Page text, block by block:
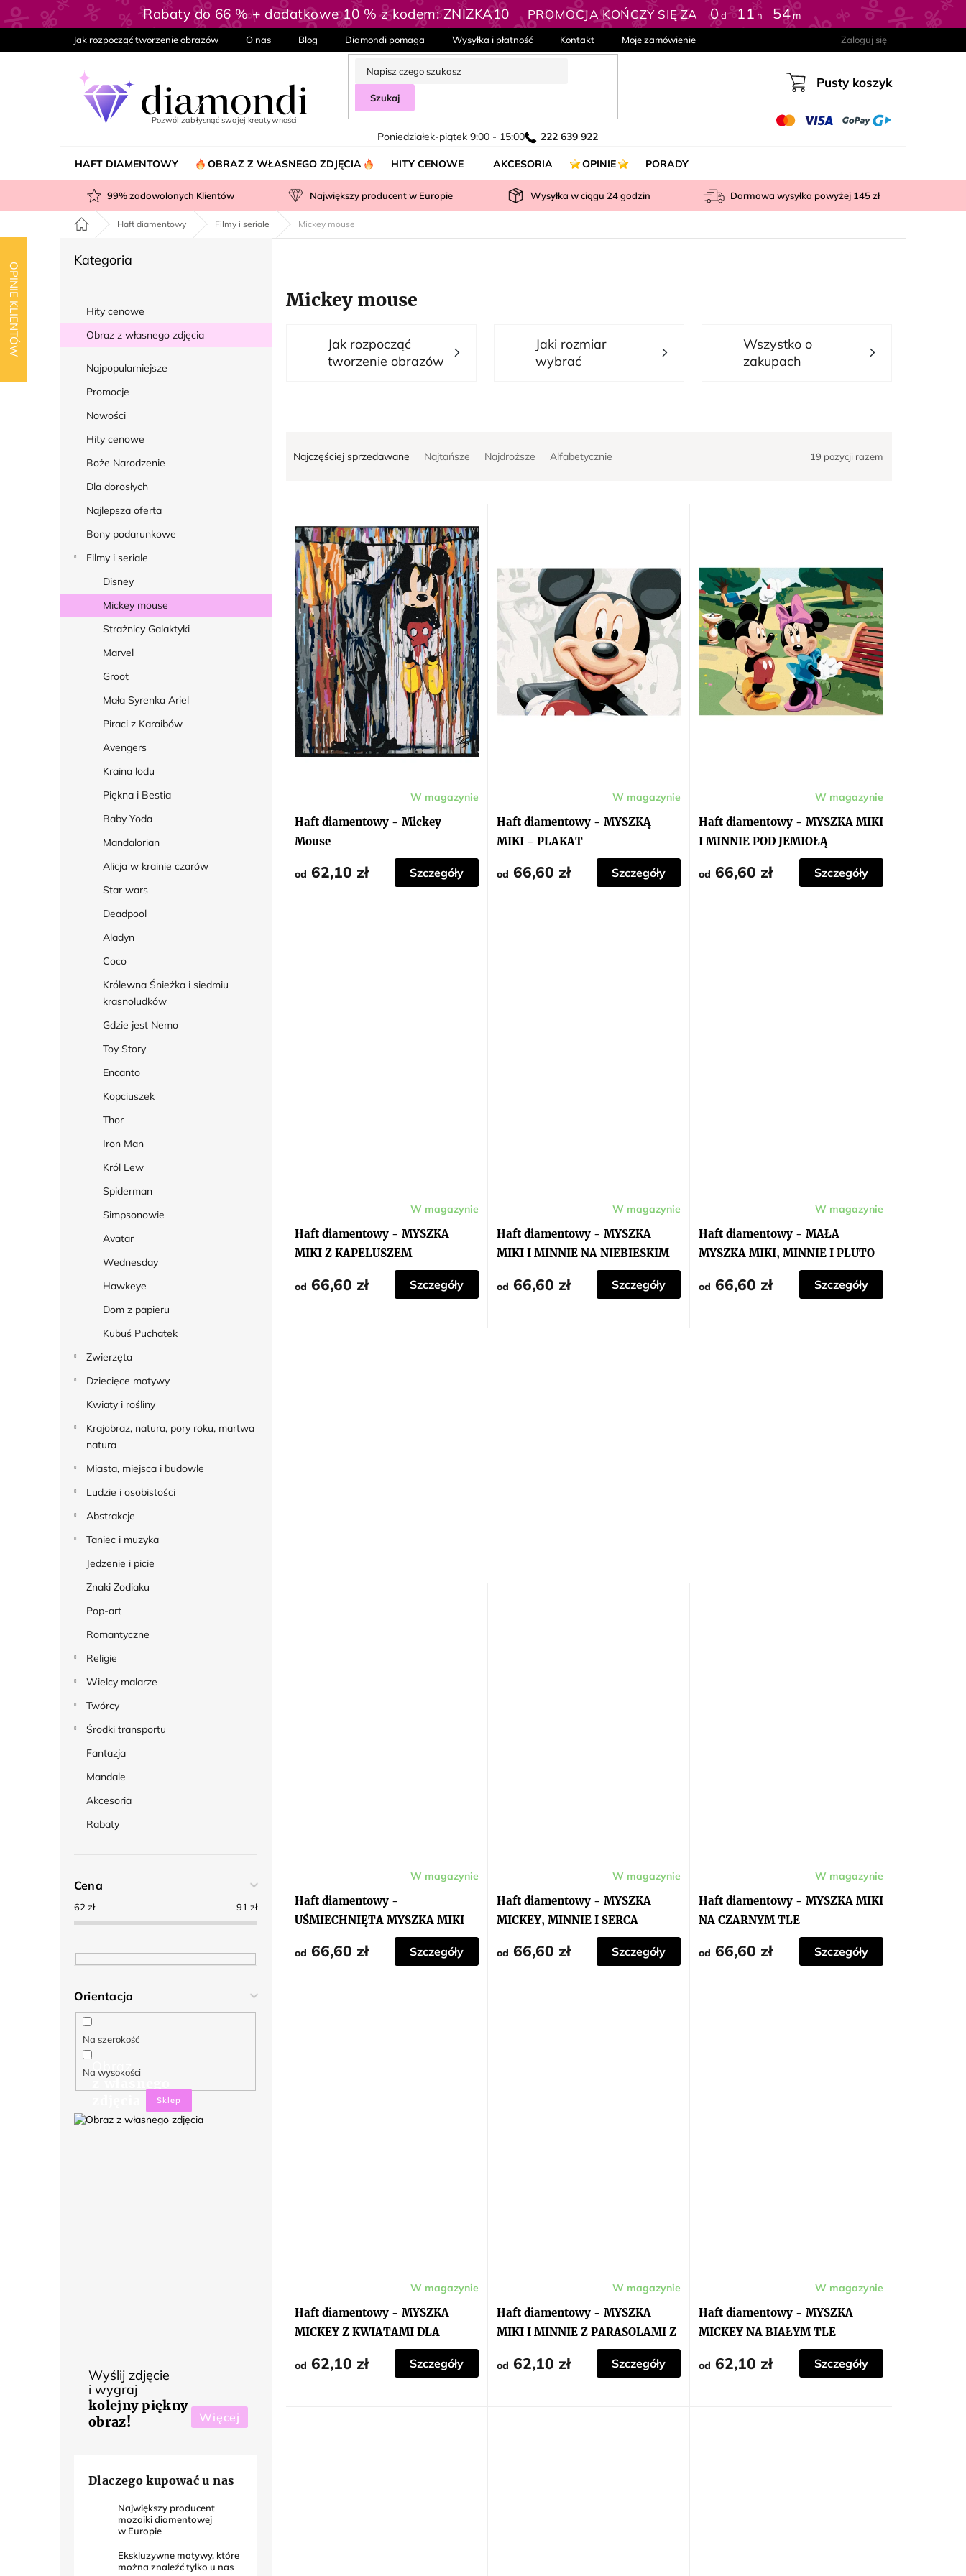
OPINIE KLIENTÓW
Przejść
do
Rabaty do 66 % + dodatkowe 10 % z kodem: ZNIZKA10 PROMOCJA KOŃCZY SIĘ ZA 0d :11 h 54m
Jak rozpocząć tworzenie obrazów O nas Blog Diamondi pomaga Wysyłka i płatność Kontakt Moje zamówienie Zaloguj się
Szukaj
Poniedziałek-piątek 9:00 - 15:00 222 639 922
Koszyk
Pusty koszyk
HAFT DIAMENTOWY OBRAZ Z WŁASNEGO ZDJĘCIA HITY CENOWE AKCESORIA OPINIE PORADY
99% zadowolonych Klientów Największy producent w Europie Wysyłka w ciągu 24godzin Darmowa wysyłka powyżej 145 zł
Home Haft diamentowy Filmy i seriale Mickey mouse
k
b
Pominąć
Kategoria
Hity cenowe
Obraz z własnego zdjęcia
Najpopularniejsze
Promocje
Nowości
Hity cenowe
Boże Narodzenie
Dla dorosłych
Najlepsza oferta
Bony podarunkowe
Filmy i seriale
Disney
Mickey mouse
Strażnicy Galaktyki
Marvel
Groot
Mała Syrenka Ariel
Piraci z Karaibów
Avengers
Kraina lodu
Piękna i Bestia
Baby Yoda
Mandalorian
Alicja w krainie czarów
Star wars
Deadpool
Aladyn
Coco
Królewna Śnieżka i siedmiu
krasnoludków
Gdzie jest Nemo
Toy Story
Encanto
Kopciuszek
Thor
Iron Man
Król Lew
Spiderman
Simpsonowie
Avatar
Wednesday
Hawkeye
Dom z papieru
Kubuś Puchatek
Zwierzęta
Dziecięce motywy
Kwiaty i rośliny
Krajobraz, natura, pory roku, martwa
natura
Miasta, miejsca i budowle
Ludzie i osobistości
Abstrakcje
Taniec i muzyka
Jedzenie i picie
Znaki Zodiaku
Pop-art
Romantyczne
Religie
Wielcy malarze
Twórcy
Środki transportu
Fantazja
Mandale
Akcesoria
Rabaty
Cena
62 zł 91 zł
Orientacja
Na szerokość
Na wysokości
Obraz
z własnego
Sklep
Wyślij zdjęcie
i wygraj
kolejny piękny
obraz!
Więcej
Dlaczego kupować u nas
Największy producent
mozaiki diamentowej
w Europie
Ekskluzywne motywy, które
można znaleźć tylko u nas
Mickey mouse
w
Najczęściej sprzedawane Najtańsze Najdroższe Alfabetycznie 19 pozycji razem
w
Haft diamentowy - Mickey
Mouse
produktu
wynosi
5,0
na
gwiazdek.
W magazynie
od 62,10 zł Szczegóły
Haft diamentowy - MYSZKĄ
MIKI - PLAKAT
W magazynie
od 66,60 zł Szczegóły
Haft diamentowy - MYSZKA MIKI
I MINNIE POD JEMIOŁĄ
W magazynie
od 66,60 zł Szczegóły
Haft diamentowy - MYSZKA
MIKI Z KAPELUSZEM
W magazynie
od 66,60 zł Szczegóły
Haft diamentowy - MYSZKA
MIKI I MINNIE NA NIEBIESKIM
W magazynie
od 66,60 zł Szczegóły
Haft diamentowy - MAŁA
MYSZKA MIKI, MINNIE I PLUTO
W magazynie
od 66,60 zł Szczegóły
Jak rozpocząć
tworzenie obrazów
Jaki rozmiar
wybrać
Wszystko o
zakupach
Haft diamentowy -
UŚMIECHNIĘTA MYSZKA MIKI
W magazynie
od 66,60 zł Szczegóły
Haft diamentowy - MYSZKA
MICKEY, MINNIE I SERCA
W magazynie
od 66,60 zł Szczegóły
Haft diamentowy - MYSZKA MIKI
NA CZARNYM TLE
W magazynie
od 66,60 zł Szczegóły
Haft diamentowy - MYSZKA
MICKEY Z KWIATAMI DLA
W magazynie
od 62,10 zł Szczegóły
Haft diamentowy - MYSZKA
MIKI I MINNIE Z PARASOLAMI Z
W magazynie
od 62,10 zł Szczegóły
Haft diamentowy - MYSZKA
MICKEY NA BIAŁYM TLE
W magazynie
od 62,10 zł Szczegóły